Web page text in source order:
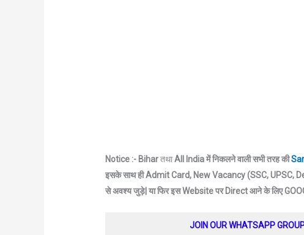
Notice :- BiharतथाAll India में निकलने वाली सभी तरह की
इसके साथ ही Admit Card, New Vacancy (SSC, UPSC,
से अवश्य जुड़े| या फिर इस Website पर Direct आने के लिए
JOIN OUR WHATSAPP